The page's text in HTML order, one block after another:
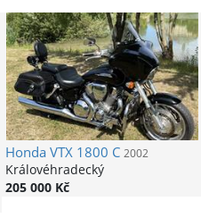
HondaVTX 1800 C 2002
Královéhradecký
205 000 Kč